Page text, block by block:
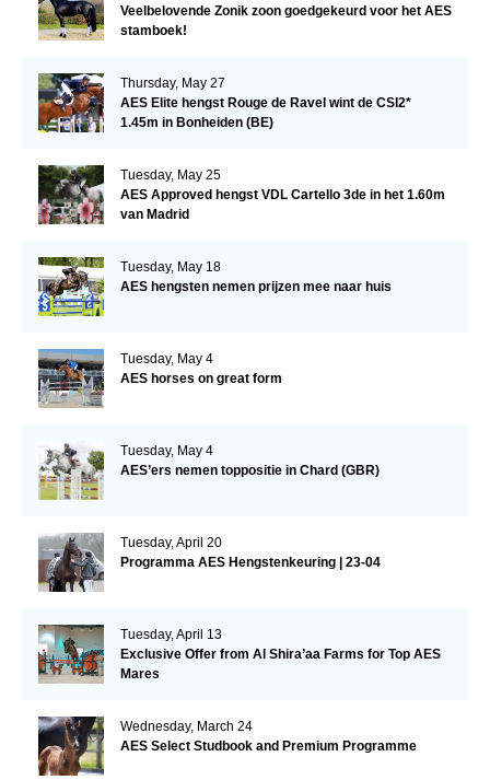
Veelbelovende Zonik zoon goedgekeurd voor het AES
stamboek!
Thursday, May 27
AES Elite hengst Rouge de Ravel wint de CSI2*
1.45m in Bonheiden (BE)
Tuesday, May 25
AES Approved hengst VDL Cartello 3de in het 1.60m
van Madrid
Tuesday, May 18
AES hengsten nemen prijzen mee naar huis
Tuesday, May 4
AES horses on great form
Tuesday, May 4
AES’ers nemen toppositie in Chard (GBR)
Tuesday, April 20
Programma AES Hengstenkeuring | 23-04
Tuesday, April 13
Exclusive Offer from Al Shira’aa Farms for Top AES
Mares
Wednesday, March 24
AES Select Studbook and Premium Programme